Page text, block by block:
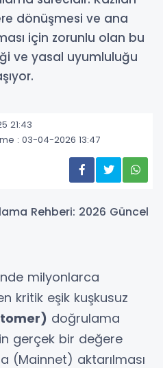
dönüşmesi ve ana
için zorunlu olan bu
ve yasal uyumluluğu
21:43
: 03-04-2026 13:47
milyonlarca
kritik eşik kuşkusuz
doğrulama
gerçek bir değere
(Mainnet) aktarılması